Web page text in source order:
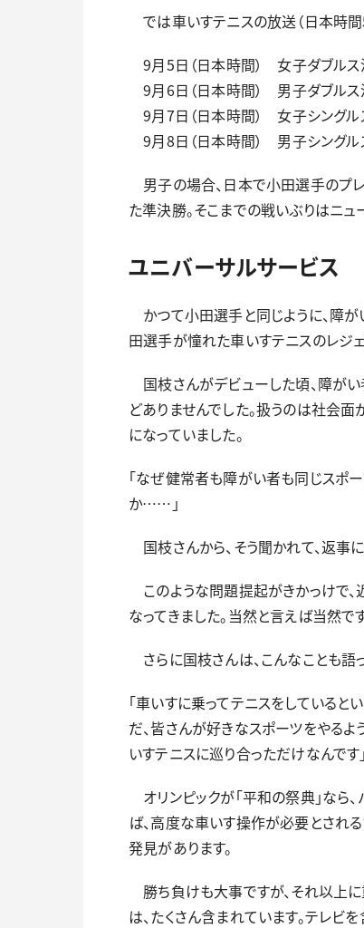
では車いすテニスの放送（日本時間
9月5日（日本時間） 女子ダブル
9月6日（日本時間） 男子ダブル
9月7日（日本時間） 女子シング
9月8日（日本時間） 男子シング
男子の場合、日本で小田選手のプ
た準決勝。そこまでの戦いぶりはニュ
ユニバーサルサービス
かつて小田選手と同じように、障
田選手が憧れた車いすテニスのレジ
国枝さんがデビューした頃、障が
どありませんでした。扱うのは社会面
になっていました。
「なぜ健常者も障がい者も同じスポ
か……」
国枝さんから、そう聞かれて、返事
このような問題提起がきかっけで
なってきました。当然と言えば当然で
さらに国枝さんは、こんなことも語
「車いすに乗ってテニスをしていると
だ、皆さんが好きなスポーツをやるよ
いすテニスに巡り合っただけなんです」
オリンピックが「平和の祭典」なら
ば、高度な車いす操作が必要とされる
発見があります。
勝ち負けも大事ですが、それ以上
は、たくさん含まれています。テレビ